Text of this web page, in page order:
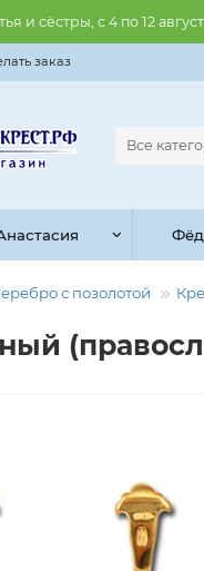
и сёстры, с 4 по 12
заказ
Все
с позолотой